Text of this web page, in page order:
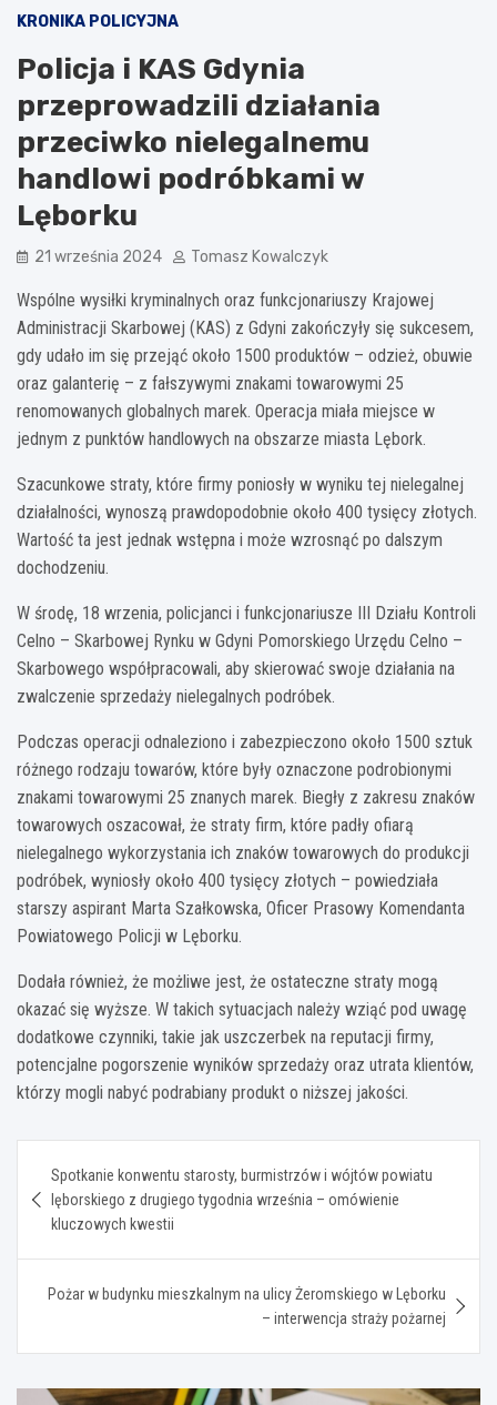
KRONIKA POLICYJNA
Policja i KAS Gdynia
przeprowadzili działania
przeciwko nielegalnemu
handlowi podróbkami w
Lęborku
21 września 2024 Tomasz Kowalczyk
Wspólne wysiłki kryminalnych oraz funkcjonariuszy Krajowej
Administracji Skarbowej (KAS) z Gdyni zakończyły się sukcesem,
gdy udało im się przejąć około 1500 produktów – odzież, obuwie
oraz galanterię – z fałszywymi znakami towarowymi 25
renomowanych globalnych marek. Operacja miała miejsce w
jednym z punktów handlowych na obszarze miasta Lębork.
Szacunkowe straty, które firmy poniosły w wyniku tej nielegalnej
działalności, wynoszą prawdopodobnie około 400 tysięcy złotych.
Wartość ta jest jednak wstępna i może wzrosnąć po dalszym
dochodzeniu.
W środę, 18 wrzenia, policjanci i funkcjonariusze III Działu Kontroli
Celno – Skarbowej Rynku w Gdyni Pomorskiego Urzędu Celno –
Skarbowego współpracowali, aby skierować swoje działania na
zwalczenie sprzedaży nielegalnych podróbek.
Podczas operacji odnaleziono i zabezpieczono około 1500 sztuk
różnego rodzaju towarów, które były oznaczone podrobionymi
znakami towarowymi 25 znanych marek. Biegły z zakresu znaków
towarowych oszacował, że straty firm, które padły ofiarą
nielegalnego wykorzystania ich znaków towarowych do produkcji
podróbek, wyniosły około 400 tysięcy złotych – powiedziała
starszy aspirant Marta Szałkowska, Oficer Prasowy Komendanta
Powiatowego Policji w Lęborku.
Dodała również, że możliwe jest, że ostateczne straty mogą
okazać się wyższe. W takich sytuacjach należy wziąć pod uwagę
dodatkowe czynniki, takie jak uszczerbek na reputacji firmy,
potencjalne pogorszenie wyników sprzedaży oraz utrata klientów,
którzy mogli nabyć podrabiany produkt o niższej jakości.
wpisu
Spotkanie konwentu starosty, burmistrzów i wójtów powiatu
lęborskiego z drugiego tygodnia września – omówienie
kluczowych kwestii
Pożar w budynku mieszkalnym na ulicy Żeromskiego w Lęborku
– interwencja straży pożarnej